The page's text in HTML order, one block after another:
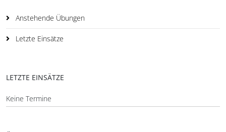
Anstehende Übungen
Letzte Einsätze
LETZTE EINSÄTZE
Keine Termine